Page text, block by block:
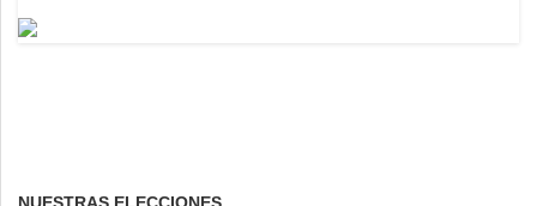
NUESTRAS ELECCIONES